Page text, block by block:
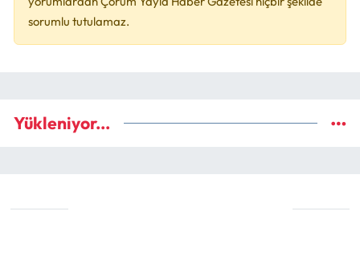
sorumlu tutulamaz.
Yükleniyor...